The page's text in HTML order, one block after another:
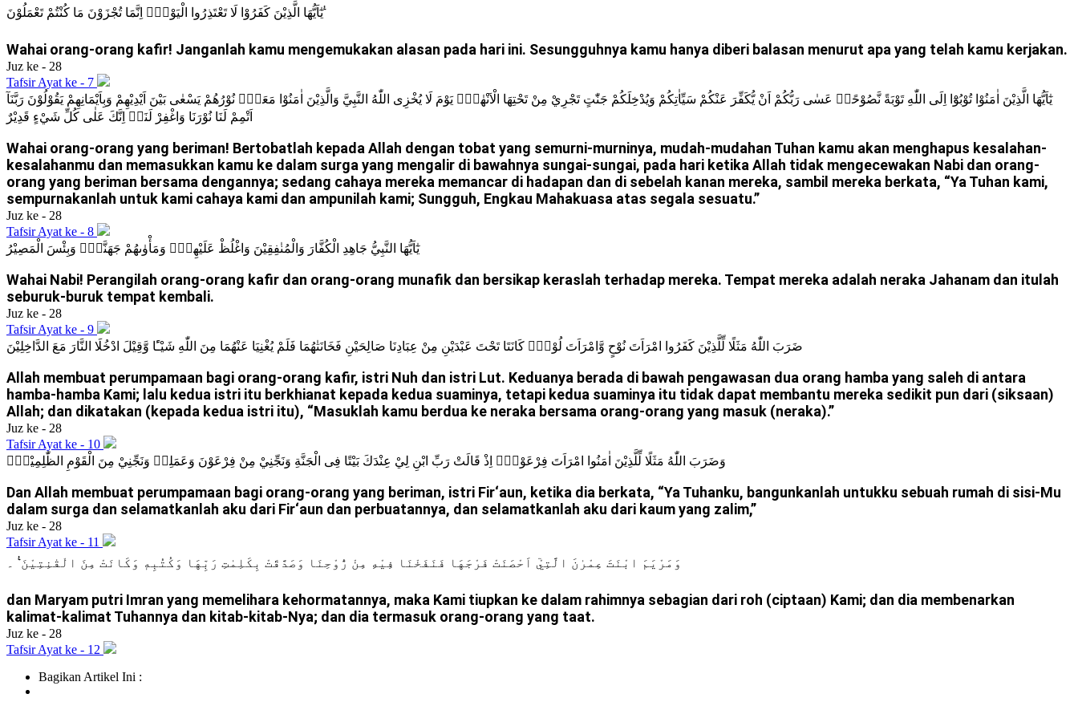
يٰٓاَيُّهَا الَّذِيْنَ كَفَرُوْا لَا تَعْتَذِرُوا الْيَوْمَۗ اِنَّمَا تُجْزَوْنَ مَا كُنْتُمْ تَعْمَلُوْنَ ࣖ
Wahai orang-orang kafir! Janganlah kamu mengemukakan alasan pada hari ini. Sesungguhnya kamu hanya diberi balasan menurut apa yang telah kamu kerjakan.
Juz ke - 28
Tafsir Ayat ke - 7
يٰٓاَيُّهَا الَّذِيْنَ اٰمَنُوْا تُوْبُوْٓا اِلَى اللّٰهِ تَوْبَةً نَّصُوْحًاۗ عَسٰى رَبُّكُمْ اَنْ يُّكَفِّرَ عَنْكُمْ سَيِّاٰتِكُمْ وَيُدْخِلَكُمْ جَنّٰتٍ تَجْرِيْ مِنْ تَحْتِهَا الْاَنْهٰرُۙ يَوْمَ لَا يُخْزِى اللّٰهُ النَّبِيَّ وَالَّذِيْنَ اٰمَنُوْا مَعَهٗۚ نُوْرُهُمْ يَسْعٰى بَيْنَ اَيْدِيْهِمْ وَبِاَيْمَانِهِمْ يَقُوْلُوْنَ رَبَّنَآ
اَتْمِمْ لَنَا نُوْرَنَا وَاغْفِرْ لَنَاۚ اِنَّكَ عَلٰى كُلِّ شَيْءٍ قَدِيْرٌ
Wahai orang-orang yang beriman! Bertobatlah kepada Allah dengan tobat yang semurni-murninya, mudah-mudahan Tuhan kamu akan menghapus kesalahan-
kesalahanmu dan memasukkan kamu ke dalam surga yang mengalir di bawahnya sungai-sungai, pada hari ketika Allah tidak mengecewakan Nabi dan orang-
orang yang beriman bersama dengannya; sedang cahaya mereka memancar di hadapan dan di sebelah kanan mereka, sambil mereka berkata, “Ya Tuhan kami,
sempurnakanlah untuk kami cahaya kami dan ampunilah kami; Sungguh, Engkau Mahakuasa atas segala sesuatu.”
Juz ke - 28
Tafsir Ayat ke - 8
يٰٓاَيُّهَا النَّبِيُّ جَاهِدِ الْكُفَّارَ وَالْمُنٰفِقِيْنَ وَاغْلُظْ عَلَيْهِمْۗ وَمَأْوٰىهُمْ جَهَنَّمُۗ وَبِئْسَ الْمَصِيْرُ
Wahai Nabi! Perangilah orang-orang kafir dan orang-orang munafik dan bersikap keraslah terhadap mereka. Tempat mereka adalah neraka Jahanam dan itulah
seburuk-buruk tempat kembali.
Juz ke - 28
Tafsir Ayat ke - 9
ضَرَبَ اللّٰهُ مَثَلًا لِّلَّذِيْنَ كَفَرُوا امْرَاَتَ نُوْحٍ وَّامْرَاَتَ لُوْطٍۗ كَانَتَا تَحْتَ عَبْدَيْنِ مِنْ عِبَادِنَا صَالِحَيْنِ فَخَانَتٰهُمَا فَلَمْ يُغْنِيَا عَنْهُمَا مِنَ اللّٰهِ شَيْـًٔا وَّقِيْلَ ادْخُلَا النَّارَ مَعَ الدَّاخِلِيْنَ
Allah membuat perumpamaan bagi orang-orang kafir, istri Nuh dan istri Lut. Keduanya berada di bawah pengawasan dua orang hamba yang saleh di antara
hamba-hamba Kami; lalu kedua istri itu berkhianat kepada kedua suaminya, tetapi kedua suaminya itu tidak dapat membantu mereka sedikit pun dari (siksaan)
Allah; dan dikatakan (kepada kedua istri itu), “Masuklah kamu berdua ke neraka bersama orang-orang yang masuk (neraka).”
Juz ke - 28
Tafsir Ayat ke - 10
وَضَرَبَ اللّٰهُ مَثَلًا لِّلَّذِيْنَ اٰمَنُوا امْرَاَتَ فِرْعَوْنَۘ اِذْ قَالَتْ رَبِّ ابْنِ لِيْ عِنْدَكَ بَيْتًا فِى الْجَنَّةِ وَنَجِّنِيْ مِنْ فِرْعَوْنَ وَعَمَلِهٖ وَنَجِّنِيْ مِنَ الْقَوْمِ الظّٰلِمِيْنَۙ
Dan Allah membuat perumpamaan bagi orang-orang yang beriman, istri Fir‘aun, ketika dia berkata, “Ya Tuhanku, bangunkanlah untukku sebuah rumah di sisi-Mu
dalam surga dan selamatkanlah aku dari Fir‘aun dan perbuatannya, dan selamatkanlah aku dari kaum yang zalim,”
Juz ke - 28
Tafsir Ayat ke - 11
وَمَرْيَمَ ابْنَتَ عِمْرٰنَ الَّتِيْٓ اَحْصَنَتْ فَرْجَهَا فَنَفَخْنَا فِيْهِ مِنْ رُّوْحِنَا وَصَدَّقَتْ بِكَلِمٰتِ رَبِّهَا وَكُتُبِهٖ وَكَانَتْ مِنَ الْقٰنِتِيْنَ ࣖ ۔
dan Maryam putri Imran yang memelihara kehormatannya, maka Kami tiupkan ke dalam rahimnya sebagian dari roh (ciptaan) Kami; dan dia membenarkan
kalimat-kalimat Tuhannya dan kitab-kitab-Nya; dan dia termasuk orang-orang yang taat.
Juz ke - 28
Tafsir Ayat ke - 12
Bagikan Artikel Ini :